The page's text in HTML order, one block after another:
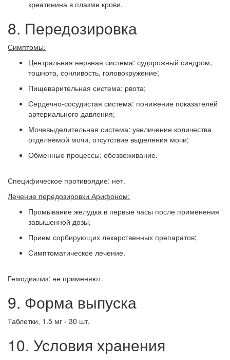
креатинина в плазме крови.
8. Передозировка
Симптомы:
Центральная нервная система: судорожный синдром,
тошнота, сонливость, головокружение;
Пищеварительная система: рвота;
Сердечно-сосудистая система: понижение показателей
артериального давления;
Мочевыделительная система: увеличение количества
отделяемой мочи, отсутствие выделения мочи;
Обменные процессы: обезвоживание.
Специфическое противоядие: нет.
Лечение передозировки Арифоном:
Промывание желудка в первые часы после применения
завышенной дозы;
Прием сорбирующих лекарственных препаратов;
Симптоматическое лечение.
Гемодиализ: не применяют.
9. Форма выпуска
Таблетки, 1.5 мг - 30 шт.
10. Условия хранения